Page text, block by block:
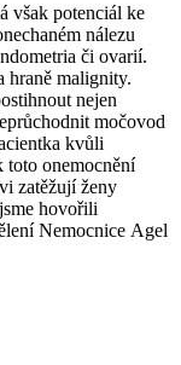
však potenciál ke
nálezu
či ovarií.
hraně malignity.
nejen
močovod
kvůli
toto onemocnění
zatěžují ženy
hovořili
Nemocnice Agel